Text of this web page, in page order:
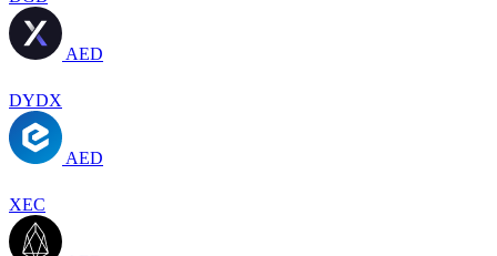
AED
DYDX
AED
XEC